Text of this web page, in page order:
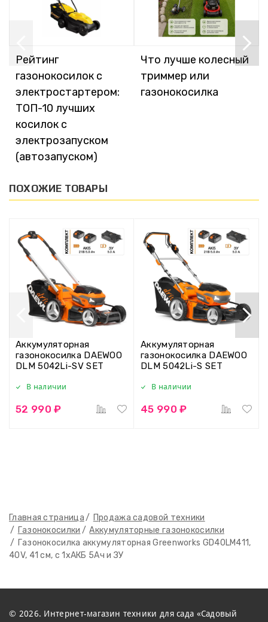
Главная страница
Продажа садовой техники
Газонокосилки
Аккумуляторные газонокосилки
Газонокосилка аккумуляторная Greenworks GD40LM411,
40V, 41 см, c 1хАКБ 5Ач и ЗУ
Рейтинг
газонокосилок с
электростартером:
ТОП-10 лучших
косилок с
электрозапуском
(автозапуском)
Что лучше колесный
триммер или
газонокосилка
ПОХОЖИЕ ТОВАРЫ
Аккумуляторная
газонокосилка DAEWOO
DLM 5042Li-SV SET
В наличии
52 990 ₽
Аккумуляторная
газонокосилка DAEWOO
DLM 5042Li-S SET
В наличии
45 990 ₽
© 2026. Интернет-магазин техники для сада «Садовый